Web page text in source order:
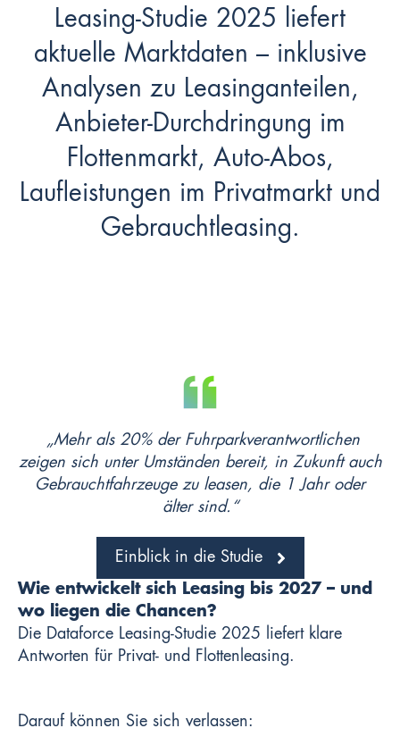
Leasing-Studie 2025 liefert
aktuelle Marktdaten – inklusive
Analysen zu Leasinganteilen,
Anbieter-Durchdringung im
Flottenmarkt, Auto-Abos,
Laufleistungen im Privatmarkt und
Gebrauchtleasing.
„Mehr als 20% der Fuhrparkverantwortlichen
zeigen sich unter Umständen bereit, in Zukunft auch
Gebrauchtfahrzeuge zu leasen, die 1 Jahr oder
älter sind.“
Einblick in die Studie
Wie entwickelt sich Leasing bis 2027 – und
wo liegen die Chancen?
Die Dataforce Leasing-Studie 2025 liefert klare
Antworten für Privat- und Flottenleasing.
Darauf können Sie sich verlassen: